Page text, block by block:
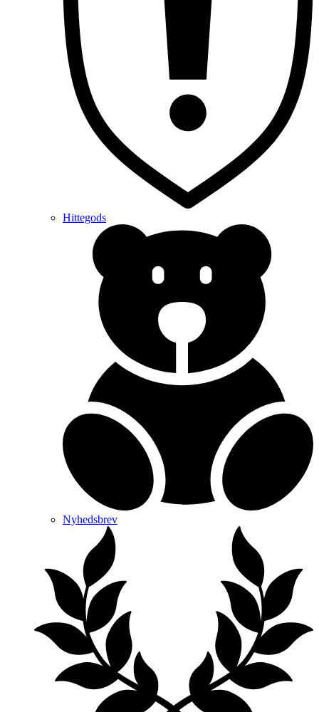
Hittegods
Nyhedsbrev